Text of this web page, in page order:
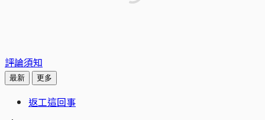
評論須知
最新 更多
返工這回事